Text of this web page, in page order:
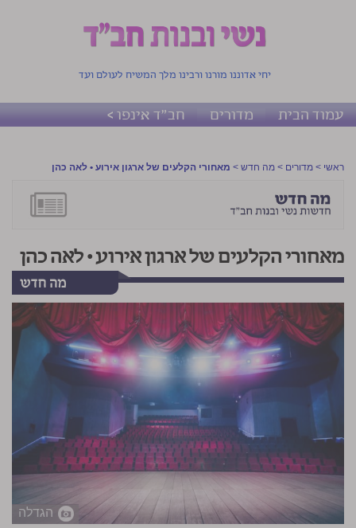
יחי אדוננו מורנו ורבינו מלך המשיח לעולם ועד
עמוד הבית מדורים חב"ד אינפו >
ראשי > מדורים > מה חדש > מאחורי הקלעים של ארגון אירוע • לאה כהן
מאחורי הקלעים של ארגון אירוע • לאה כהן
הגדלה